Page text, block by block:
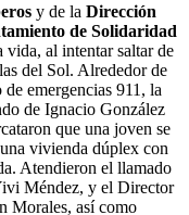
y de la Dirección
de Solidaridad
vida, al intentar saltar de
del Sol. Alrededor de
emergencias 911, la
de Ignacio González
que una joven se
vivienda dúplex con
Atendieron el llamado
Méndez, y el Director
Morales, así como